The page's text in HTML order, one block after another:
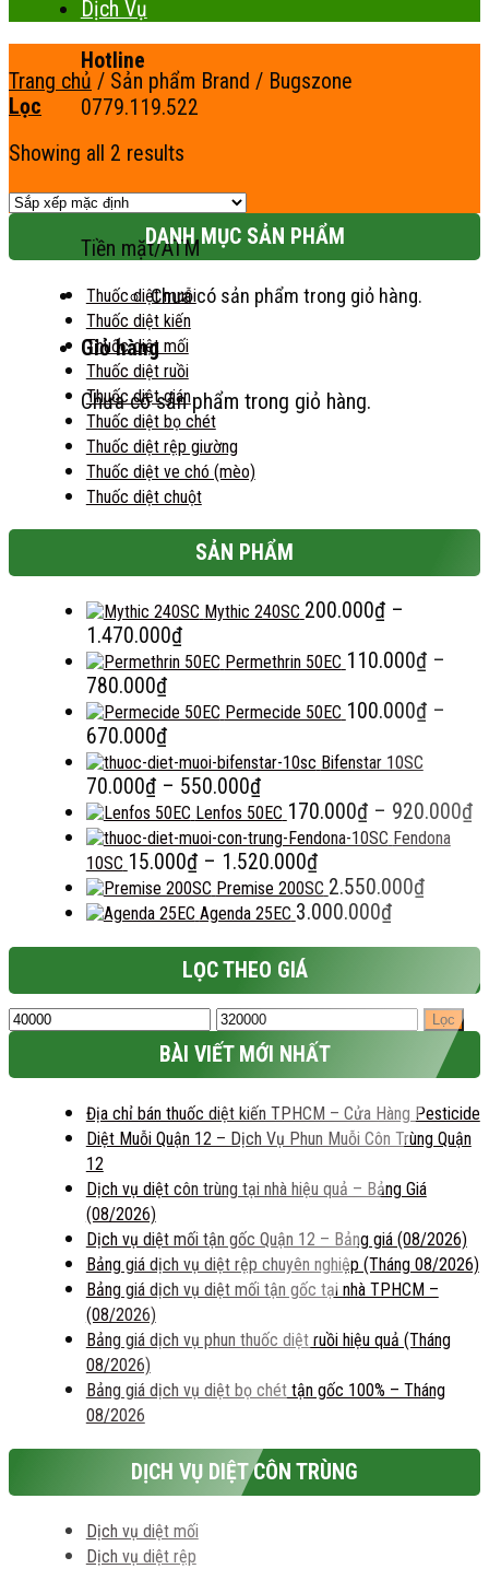
Hotline
0779.119.522
Thanh toán
Tiền mặt/ATM
Chưa có sản phẩm trong giỏ hàng.
Giỏ hàng
Chưa có sản phẩm trong giỏ hàng.
Dịch Vụ
Trang chủ / Sản phẩm Brand / Bugszone
Lọc
Showing all 2 results
DANH MỤC SẢN PHẨM
Thuốc diệt muỗi
Thuốc diệt kiến
Thuốc diệt mối
Thuốc diệt ruồi
Thuốc diệt gián
Thuốc diệt bọ chét
Thuốc diệt rệp giường
Thuốc diệt ve chó (mèo)
Thuốc diệt chuột
SẢN PHẨM
Mythic 240SC 200.000₫ –
1.470.000₫Khoảng
giá:
200.000₫
1.470.000₫
Permethrin 50EC 110.000₫ –
780.000₫Khoảng
giá:
từ
110.000₫
đến
780.000₫
Permecide 50EC 100.000₫ –
670.000₫Khoảng
giá:
từ
100.000₫
đến
670.000₫
Bifenstar 10SC
70.000₫ – 550.000₫Khoảng
giá:
từ
70.000₫
đến
550.000₫
Lenfos 50EC 170.000₫ – 920.000₫
Fendona
10SC 15.000₫ – 1.520.000₫Khoảng
giá:
từ
Premise 200SC 2.550.000₫
Agenda 25EC 3.000.000₫
LỌC THEO GIÁ
Giá
tối
Giá
tối
đa
Lọc
BÀI VIẾT MỚI NHẤT
Địa chỉ bán thuốc diệt kiến TPHCM – Cửa Hàng Pesticide
Diệt Muỗi Quận 12 – Dịch Vụ Phun Muỗi Côn Trùng Quận
12
Dịch vụ diệt côn trùng tại nhà hiệu quả – Bảng Giá
(08/2026)
Dịch vụ diệt mối tận gốc Quận 12 – Bảng giá (08/2026)
Bảng giá dịch vụ diệt rệp chuyên nghiệp (Tháng 08/2026)
Bảng giá dịch vụ diệt mối tận gốc tại nhà TPHCM –
(08/2026)
Bảng giá dịch vụ phun thuốc diệt ruồi hiệu quả (Tháng
08/2026)
Bảng giá dịch vụ diệt bọ chét tận gốc 100% – Tháng
08/2026
DỊCH VỤ DIỆT CÔN TRÙNG
Dịch vụ diệt mối
Dịch vụ diệt rệp